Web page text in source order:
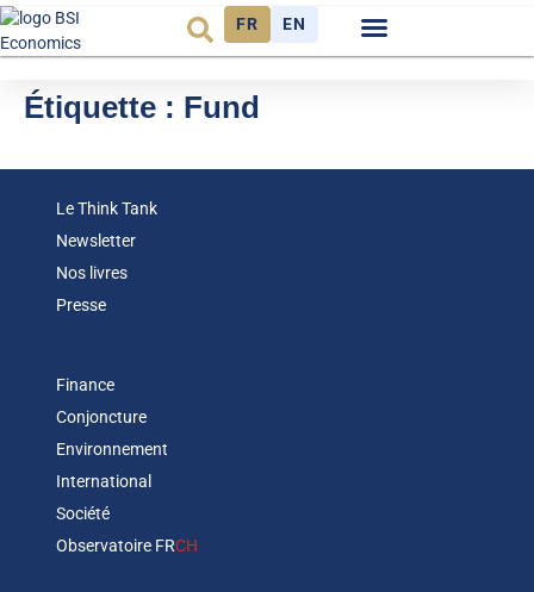
FR EN
Étiquette : Fund
Le Think Tank
Newsletter
Nos livres
Presse
Finance
Conjoncture
Environnement
International
Société
Observatoire FRCH